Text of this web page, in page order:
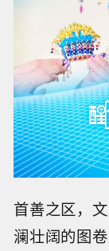
首善之区，
澜壮阔的图